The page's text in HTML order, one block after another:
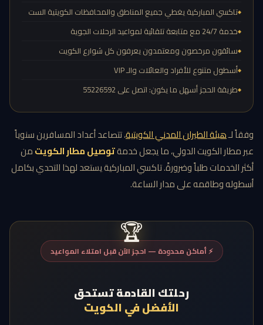
تاكسي المباركية يغطي جميع المناطق والمحافظات الكويتية الست
خدمة 24/7 مع متابعة تلقائية لمواعيد الرحلات الجوية
سائقون مرخصون ومعتمدون يعرفون كل شوارع الكويت
أسطول متنوع للأفراد والعائلات والـ VIP
طريقة الحجز أسهل ما يكون: اتصل على 55226592
وفقاً لـهيئة الطيران المدني الكويتية، تتصاعد أعداد المسافرين سنوياً
عبر مطار الكويت الدولي، ما يجعل خدمةتوصيل مطار الكويتمن
أكثر الخدمات طلباً وضرورةً. تاكسي المباركية يستعد لهذا التحدي بكامل
أسطوله وطاقمه على مدار الساعة.
⚡ أماكن محدودة — احجز الآن قبل امتلاء المواعيد
رحلتك القادمة تستحق
الأفضل في الكويت